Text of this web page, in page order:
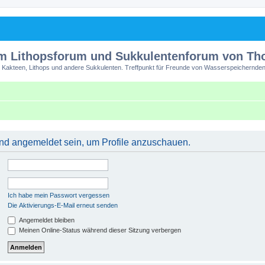
Lithopsforum und Sukkulentenforum von
Lithops und andere Sukkulenten. Treffpunkt für Freunde von
angemeldet sein, um Profile anzuschauen.
Ich habe mein Passwort vergessen
Die Aktivierungs-E-Mail erneut senden
Angemeldet bleiben
Meinen Online-Status während dieser Sitzung verbergen